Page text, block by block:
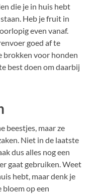
die je in huis hebt
Heb je fruit in
even vanaf.
goed af te
brokken voor honden
best doen om daarbij
beestjes, maar ze
Niet in de laatste
dus alles nog een
gaat gebruiken. Weet
hebt, maar denk je
bloem op een